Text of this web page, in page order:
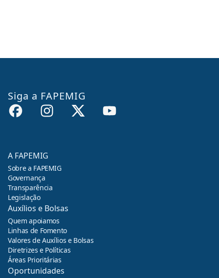
Siga a FAPEMIG
A FAPEMIG
Sobre a FAPEMIG
Governança
Transparência
Legislação
Auxílios e Bolsas
Quem apoiamos
Linhas de Fomento
Valores de Auxílios e Bolsas
Diretrizes e Políticas
Áreas Prioritárias
Oportunidades